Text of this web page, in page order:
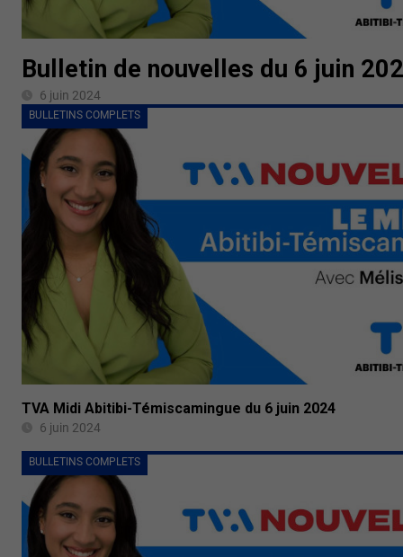
Bulletin de nouvelles du 6 juin
6 juin 2024
BULLETINS COMPLETS
TVA Midi Abitibi-Témiscamingue du 6 juin 2024
6 juin 2024
BULLETINS COMPLETS